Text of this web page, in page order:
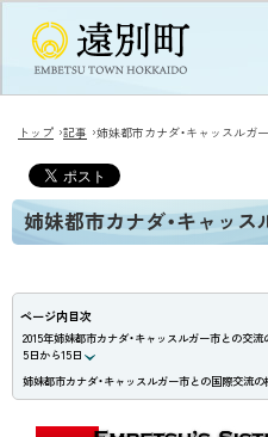
トップ ›記事 ›姉妹都市カナダ・キャッスルガー
姉妹都市カナダ・キャッス
ページ内目次
2015年姉妹都市カナダ・キャッスルガー市との交流
5日から15日
姉妹都市カナダ・キャッスルガー市との国際交流の